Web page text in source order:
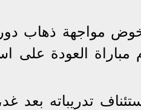
مباراة العودة على
تدريباته بعد